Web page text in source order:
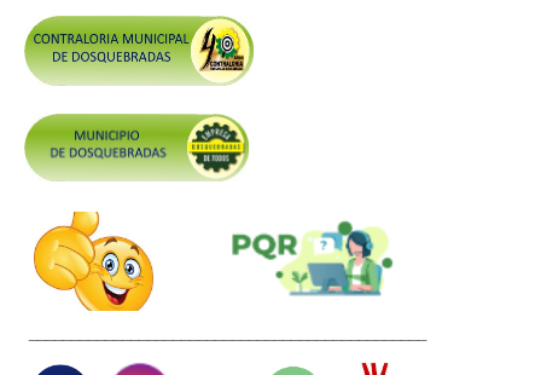
Gestión Seguridad y Salud en el Trabajo
Mesa de Victimas
Correo
Conciliación y Daño Antijurídico
Código de Integridad
Gestión del Talento Humano
Transparencia